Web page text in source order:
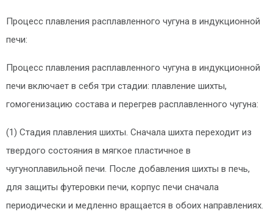
Процесс плавления расплавленного чугуна в индукционной
печи:
Процесс плавления расплавленного чугуна в индукционной
печи включает в себя три стадии: плавление шихты,
гомогенизацию состава и перегрев расплавленного чугуна:
(1) Стадия плавления шихты. Сначала шихта переходит из
твердого состояния в мягкое пластичное в
чугуноплавильной печи. После добавления шихты в печь,
для защиты футеровки печи, корпус печи сначала
периодически и медленно вращается в обоих направлениях.